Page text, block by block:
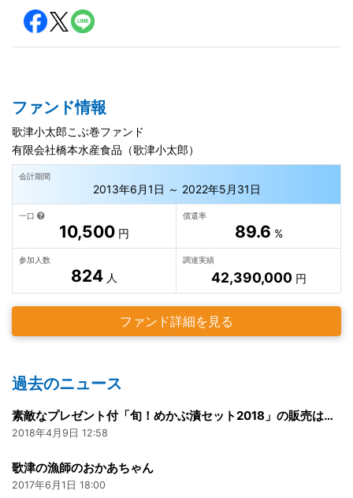
ファンド情報
歌津小太郎こぶ巻ファンド
有限会社橋本水産食品（歌津小太郎）
会計期間
2013年6月1日 ～ 2022年5月31日
一口
10,500 円
償還率
89.6 %
参加人数
824 人
調達実績
42,390,000円
ファンド詳細を見る
過去のニュース
素敵なプレゼント付「旬！めかぶ漬セット2018」の販売は本日まで
2018年4月9日 12:58
歌津の漁師のおかあちゃん
2017年6月1日 18:00